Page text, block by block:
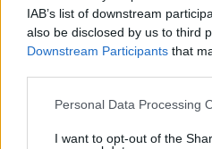
IAB’s list of downstream
also be disclosed by us to third
Downstream Participants that
Please note that this website/
not limited to your visit or usage
Personal Data Processing
I want to opt-out of the